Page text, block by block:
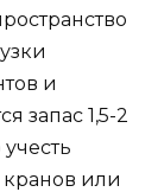
и
запас 1,5-2
или